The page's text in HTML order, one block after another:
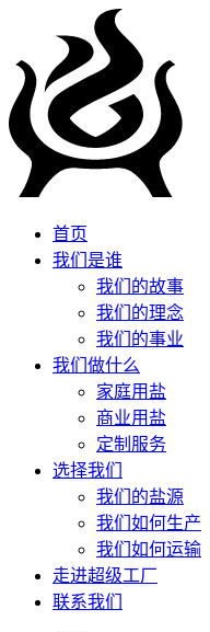
首页
我们是谁
我们的故事
我们的理念
我们的事业
我们做什么
家庭用盐
商业用盐
定制服务
选择我们
我们的盐源
我们如何生产
我们如何运输
走进超级工厂
联系我们